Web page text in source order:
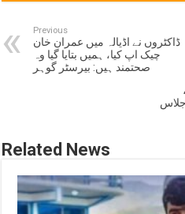
Previous
ڈاکٹروں نے اڈیالہ میں عمران خان
چیک اپ کیا، ہمیں بتایا گیا وہ
صحتمند ہیں: بیرسٹر گوہر
Related News